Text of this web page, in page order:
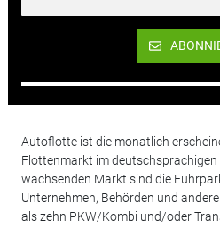
Autoflotte ist die monatlich
Flottenmarkt im deutschsprachigen
wachsenden Markt sind die
Unternehmen, Behörden und
als zehn PKW/Kombi und/oder